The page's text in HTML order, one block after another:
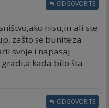
nisu,imali ste
zašto se bunite za
svoje i napasaj
kada bilo šta
ODGOVORITE
ODGOVORITE